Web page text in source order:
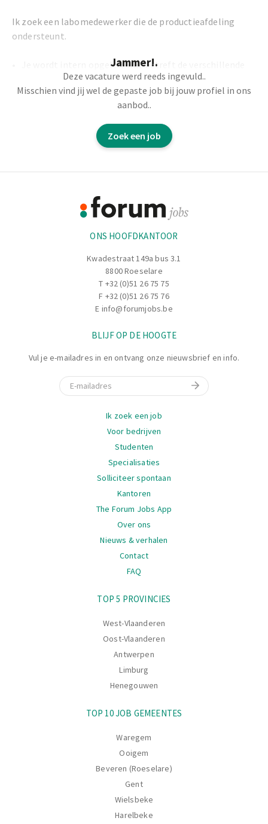
Ik zoek een labomedewerker die de productieafdeling
ondersteunt.
Je wordt intern opgeleid wat betreft de verschillende
= Meten van de wanddikte, visuele controle, druktesten,
Je noteert alle resultaten correct en rapporteert
Jammer!.
Deze vacature werd reeds ingevuld..
Misschien vind jij wel de gepaste job bij jouw profiel in ons
aanbod..
Zoek een job
ONS HOOFDKANTOOR
Kwadestraat 149a bus 3.1
8800 Roeselare
T +32 (0)51 26 75 75
F +32 (0)51 26 75 76
E info@forumjobs.be
BLIJF OP DE HOOGTE
Vul je e-mailadres in en ontvang onze nieuwsbrief en info.
E-mail
Ik zoek een job
Voor bedrijven
Studenten
Specialisaties
Solliciteer spontaan
Kantoren
The Forum Jobs App
Over ons
Nieuws & verhalen
Contact
FAQ
TOP 5 PROVINCIES
West-Vlaanderen
Oost-Vlaanderen
Antwerpen
Limburg
Henegouwen
TOP 10 JOB GEMEENTES
Waregem
Ooigem
Beveren (Roeselare)
Gent
Wielsbeke
Harelbeke